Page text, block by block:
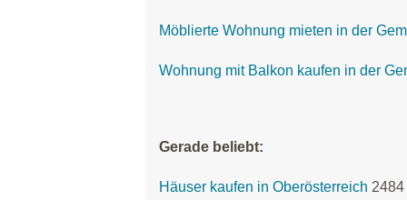
Möblierte Wohnung mieten in der
Wohnung mit Balkon kaufen in der
Gerade beliebt:
Häuser kaufen in Oberösterreich 2484